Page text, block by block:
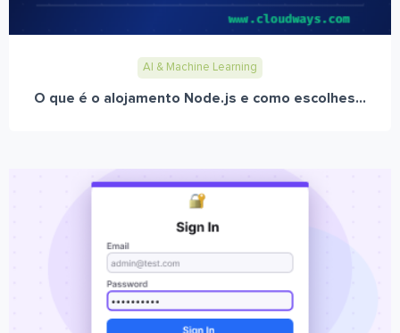
AI & Machine Learning
O que é o alojamento Node.js e como escolhes...